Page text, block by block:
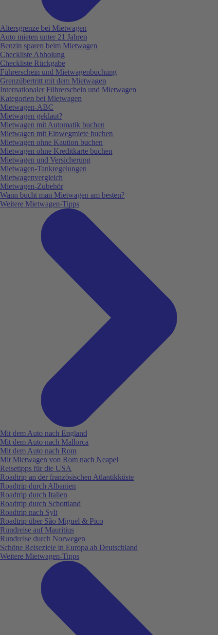
Altersgrenze bei Mietwagen
Auto mieten unter 21 Jahren
Benzin sparen beim Mietwagen
Checkliste Abholung
Checkliste Rückgabe
Führerschein und Mietwagenbuchung
Grenzübertritt mit dem Mietwagen
Internationaler Führerschein und Mietwagen
Kategorien bei Mietwagen
Mietwagen-ABC
Mietwagen geklaut?
Mietwagen mit Automatik buchen
Mietwagen mit Einwegmiete buchen
Mietwagen ohne Kaution buchen
Mietwagen ohne Kreditkarte buchen
Mietwagen und Versicherung
Mietwagen-Tankregelungen
Mietwagenvergleich
Mietwagen-Zubehör
Wann bucht man Mietwagen am besten?
Weitere Mietwagen-Tipps
Mit dem Auto nach England
Mit dem Auto nach Mallorca
Mit dem Auto nach Rom
Mit Mietwagen von Rom nach Neapel
Reisetipps für die USA
Roadtrip an der französischen Atlantikküste
Roadtrip durch Albanien
Roadtrip durch Italien
Roadtrip durch Schottland
Roadtrip nach Sylt
Roadtrip über São Miguel & Pico
Rundreise auf Mauritius
Rundreise durch Norwegen
Schöne Reiseziele in Europa ab Deutschland
Weitere Mietwagen-Tipps